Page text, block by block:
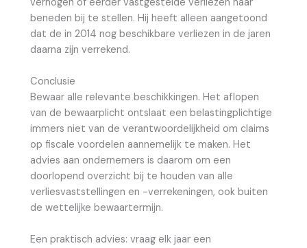
beneden bij te stellen. Hij heeft alleen aangetoond
dat de in 2014 nog beschikbare verliezen in de jaren
daarna zijn verrekend.
Conclusie
Bewaar alle relevante beschikkingen. Het aflopen
van de bewaarplicht ontslaat een belastingplichtige
immers niet van de verantwoordelijkheid om claims
op fiscale voordelen aannemelijk te maken. Het
advies aan ondernemers is daarom om een
doorlopend overzicht bij te houden van alle
verliesvaststellingen en -verrekeningen, ook buiten
de wettelijke bewaartermijn.
Een praktisch advies: vraag elk jaar een